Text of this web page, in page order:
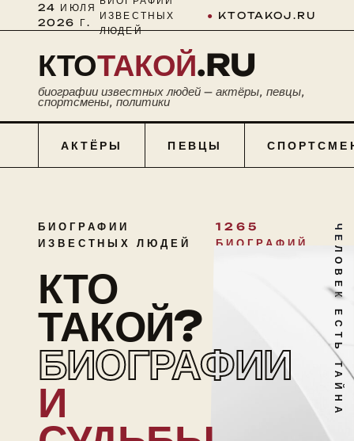
24 ИЮЛЯ
2026 Г.
ИЗВЕСТНЫХ
ЛЮДЕЙ
● KTOTAKOJ.RU
КТОТАКОЙ.RU
биографии известных людей — актёры, певцы,
спортсмены, политики
АКТЁРЫ ПЕВЦЫ
БИОГРАФИИ
ИЗВЕСТНЫХ ЛЮДЕЙ
1265
БИОГРАФИЙ
КТО
ТАКОЙ?
БИОГРАФИИ
И ЧЕЛОВЕК ЕСТЬ ТАЙНА